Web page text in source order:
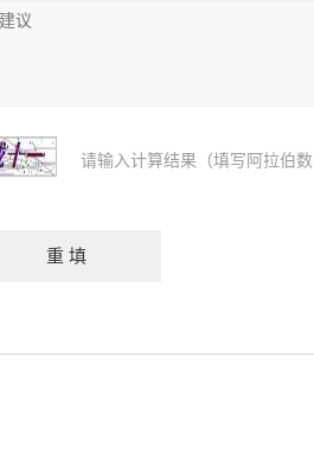
请输入计算结果（填写阿拉伯